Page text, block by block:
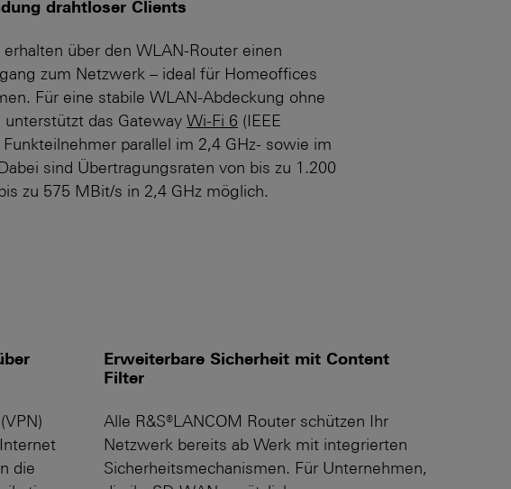
drahtloser Clients
über den WLAN-Router einen
zum Netzwerk – ideal für Homeoffices
Für eine stabile WLAN-Abdeckung ohne
unterstützt das Gateway Wi-Fi 6 (IEEE
parallel im 2,4 GHz- sowie im
sind Übertragungs­raten von bis zu 1.200
zu 575 MBit/s in 2,4 GHz möglich.
die
Erweiterbare Sicherheit mit Content
Filter
Alle R&S®LANCOM Router schützen Ihr
Netzwerk bereits ab Werk mit integrierten
Sicherheits­mechanismen. Für Unternehmen,